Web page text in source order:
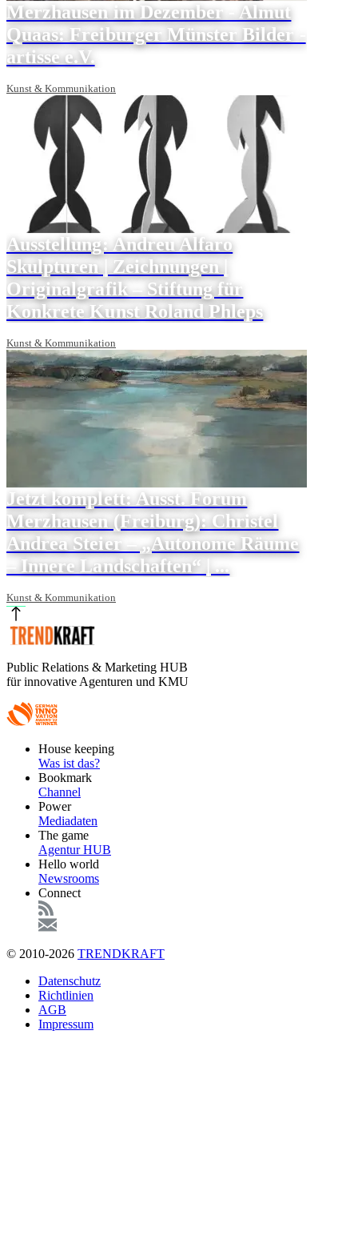
Merzhausen im Dezember - Almut
Quaas: Freiburger Münster Bilder -
artisse e.V.
Kunst & Kommunikation
Ausstellung: Andreu Alfaro
Skulpturen | Zeichnungen |
Originalgrafik – Stiftung für
Konkrete Kunst Roland Phleps
Kunst & Kommunikation
Jetzt komplett: Ausst. Forum
Merzhausen (Freiburg): Christel
Andrea Steier – „Autonome Räume
– Innere Landschaften“ | ...
Kunst & Kommunikation
Public Relations & Marketing HUB
für innovative Agenturen und KMU
FooterHouse keeping
Was ist das?
Bookmark
Channel
Power
Mediadaten
The game
Agentur HUB
Hello world
Newsrooms
Connect
© 2010-2026 TRENDKRAFT
FußzeileDatenschutz
Richtlinien
AGB
Impressum